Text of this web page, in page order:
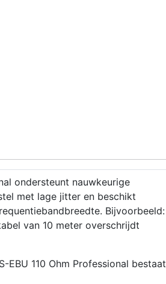
ondersteunt nauwkeurige
met lage jitter en beschikt
Bijvoorbeeld:
van 10 meter overschrijdt
EBU 110 Ohm Professional bestaat